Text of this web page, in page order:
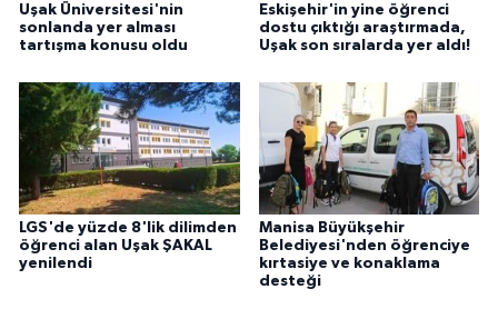
Uşak Üniversitesi'nin
sonlanda yer alması
tartışma konusu oldu
Eskişehir'in yine öğrenci
dostu çıktığı araştırmada,
Uşak son sıralarda yer aldı!
LGS'de yüzde 8'lik dilimden
öğrenci alan Uşak ŞAKAL
yenilendi
Manisa Büyükşehir
Belediyesi'nden öğrenciye
kırtasiye ve konaklama
desteği